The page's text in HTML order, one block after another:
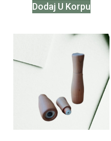
Dodaj U Korpu